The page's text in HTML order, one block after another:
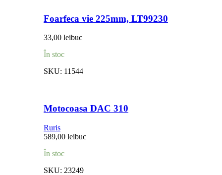
Foarfeca vie 225mm, LT99230
33,00 leibuc
În stoc
SKU: 11544
Motocoasa DAC 310
Ruris
589,00 leibuc
În stoc
SKU: 23249